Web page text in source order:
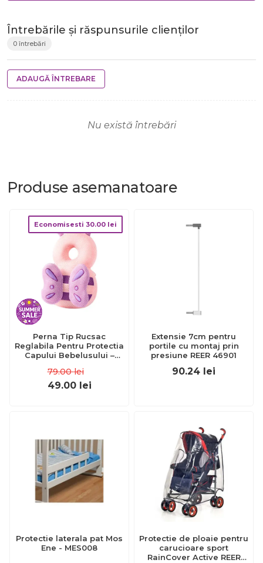
Întrebările și răspunsurile clienților
0 întrebări
ADAUGĂ ÎNTREBARE
Nu există întrebări
Produse asemanatoare
Economisesti 30.00 lei
Perna Tip Rucsac
Reglabila Pentru Protectia
Capului Bebelusului –
79.00 lei
49.00 lei
Extensie 7cm pentru
portile cu montaj prin
presiune REER 46901
90.24 lei
Protectie laterala pat Mos
Ene - MES008
Protectie de ploaie pentru
carucioare sport
RainCover Active REER